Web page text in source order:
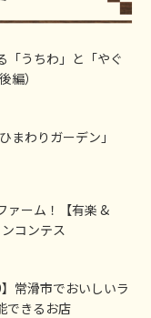
「うちわ」と「やぐ
編）
まわりガーデン」
ァーム！【有楽 &
コンテス
常滑市でおいしいラ
できるお店